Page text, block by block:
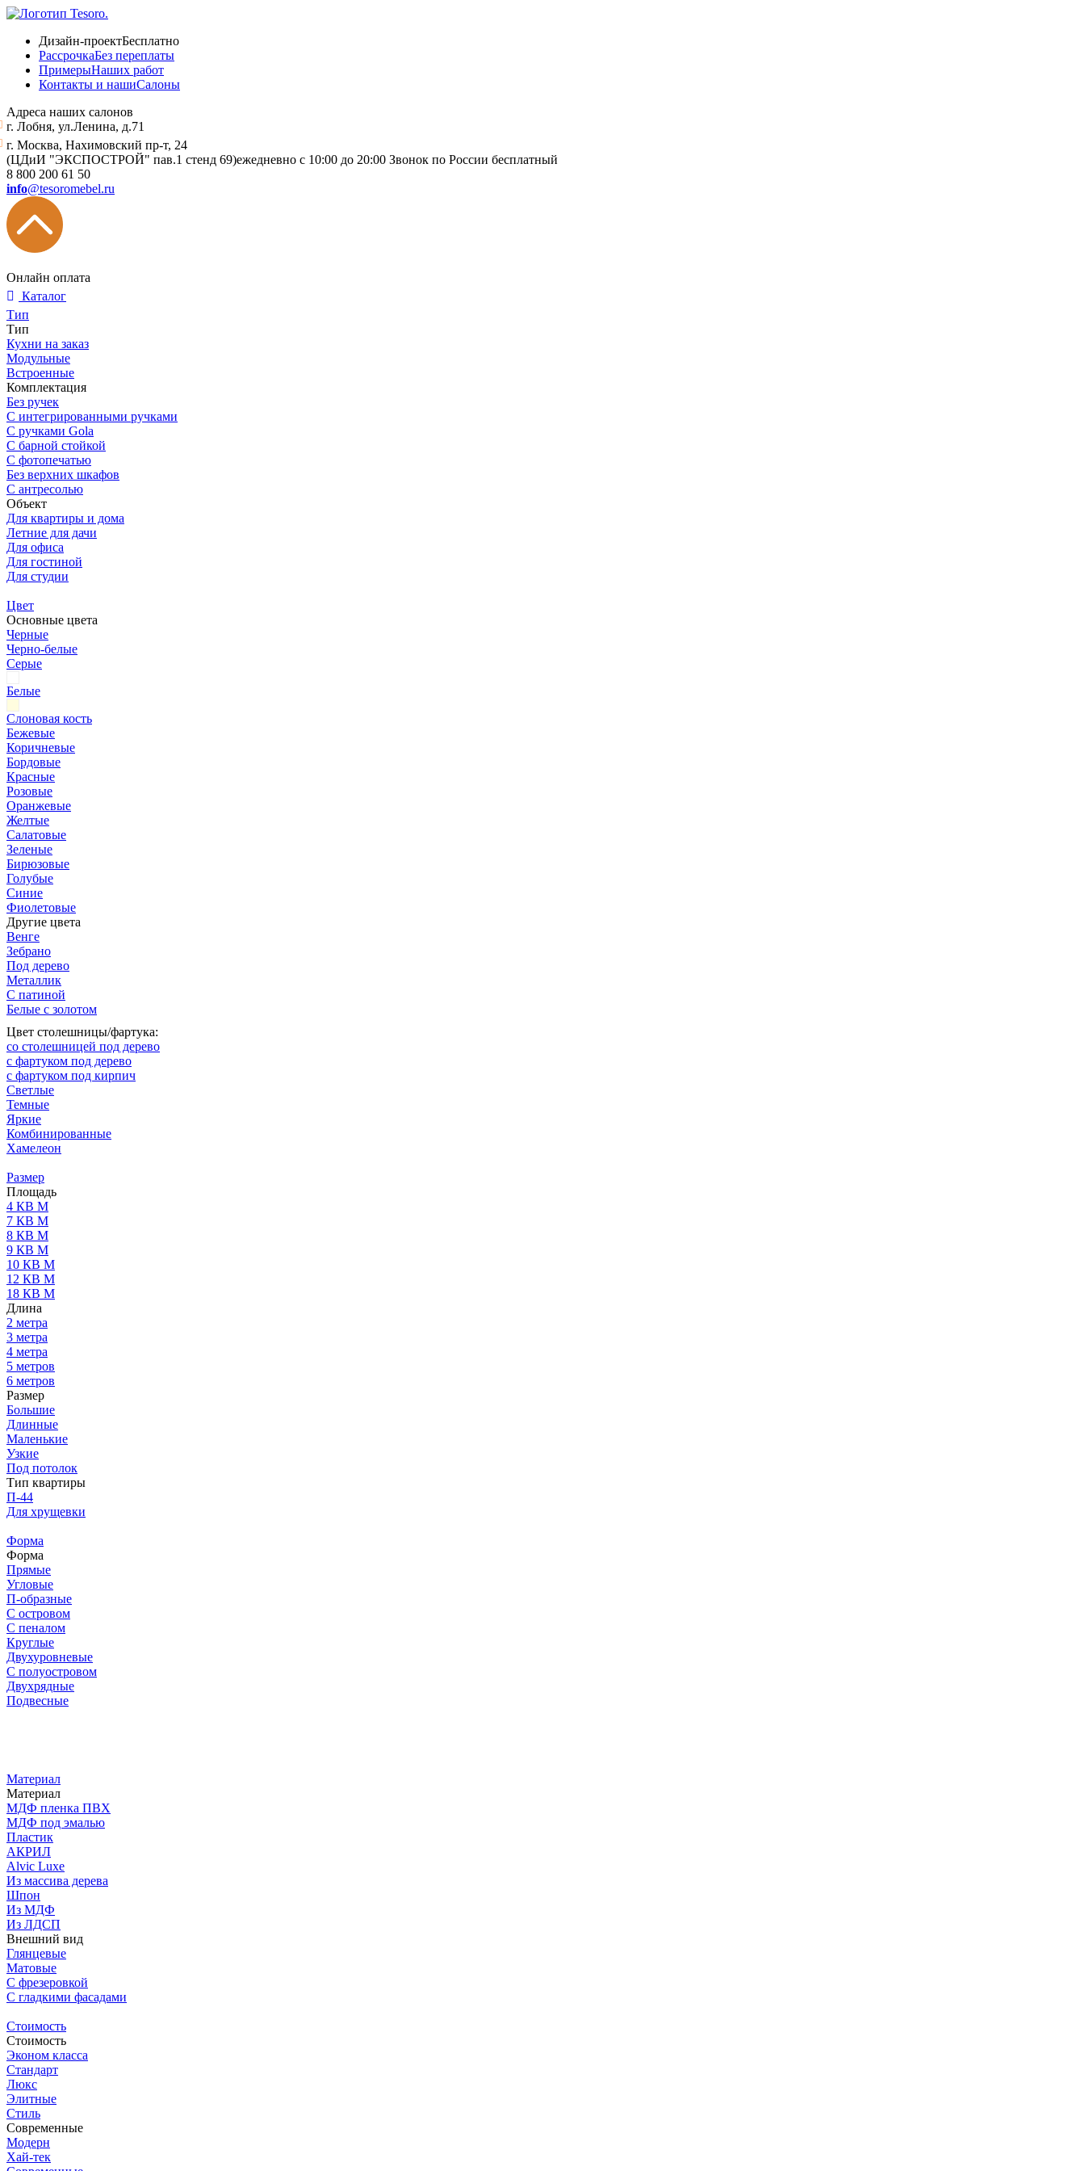
Дизайн-проектБесплатно
РассрочкаБез переплаты
ПримерыНаших работ
Контакты и нашиСалоны
Адреса наших салонов
г. Лобня, ул.Ленина, д.71
г. Москва, Нахимовский пр-т, 24
(ЦДиИ "ЭКСПОСТРОЙ" пав.1 стенд 69)ежедневно с 10:00 до 20:00 Звонок по России бесплатный
8 800 200 61 50
info@tesoromebel.ru
Онлайн оплата
Каталог
Тип
Тип
Кухни на заказ
Модульные
Встроенные
Комплектация
Без ручек
С интегрированными ручками
С ручками Gola
С барной стойкой
С фотопечатью
Без верхних шкафов
С антресолью
Объект
Для квартиры и дома
Летние для дачи
Для офиса
Для гостиной
Для студии
Цвет
Основные цвета
Черные
Черно-белые
Серые
Белые
Слоновая кость
Бежевые
Коричневые
Бордовые
Красные
Розовые
Оранжевые
Желтые
Салатовые
Зеленые
Бирюзовые
Голубые
Синие
Фиолетовые
Другие цвета
Венге
Зебрано
Под дерево
Металлик
С патиной
Белые с золотом
Цвет столешницы/фартука:
со столешницей под дерево
с фартуком под дерево
с фартуком под кирпич
Светлые
Темные
Яркие
Комбинированные
Хамелеон
Размер
Площадь
4 КВ М
7 КВ М
8 КВ М
9 КВ М
10 КВ М
12 КВ М
18 КВ М
Длина
2 метра
3 метра
4 метра
5 метров
6 метров
Размер
Большие
Длинные
Маленькие
Узкие
Под потолок
Тип квартиры
П-44
Для хрущевки
Форма
Форма
Прямые
Угловые
П-образные
С островом
С пеналом
Круглые
Двухуровневые
С полуостровом
Двухрядные
Подвесные
Материал
Материал
МДФ пленка ПВХ
МДФ под эмалью
Пластик
АКРИЛ
Alvic Luxe
Из массива дерева
Шпон
Из МДФ
Из ЛДСП
Внешний вид
Глянцевые
Матовые
С фрезеровкой
C гладкими фасадами
Стоимость
Стоимость
Эконом класса
Стандарт
Люкс
Элитные
Стиль
Современные
Модерн
Хай-тек